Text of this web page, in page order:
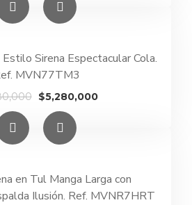
original
era:
Sirena Espectacular Cola.
MVN77TM3
El
precio
original
era:
$5,280,000El
en Tul Manga Larga con
Ilusión. Ref. MVNR7HRT